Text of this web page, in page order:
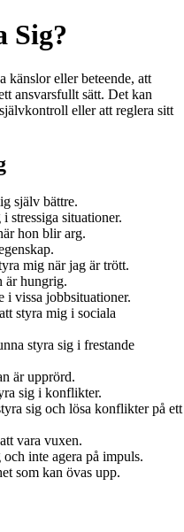
Sig?
känslor eller beteende, att
ansvarsfullt sätt. Det kan
eller att reglera sitt
själv bättre.
stressiga situationer.
hon blir arg.
mig när jag är trött.
är hungrig.
i vissa jobbsituationer.
styra mig i sociala
styra sig i frestande
är upprörd.
sig i konflikter.
sig och lösa konflikter på ett
vara vuxen.
inte agera på impuls.
som kan övas upp.